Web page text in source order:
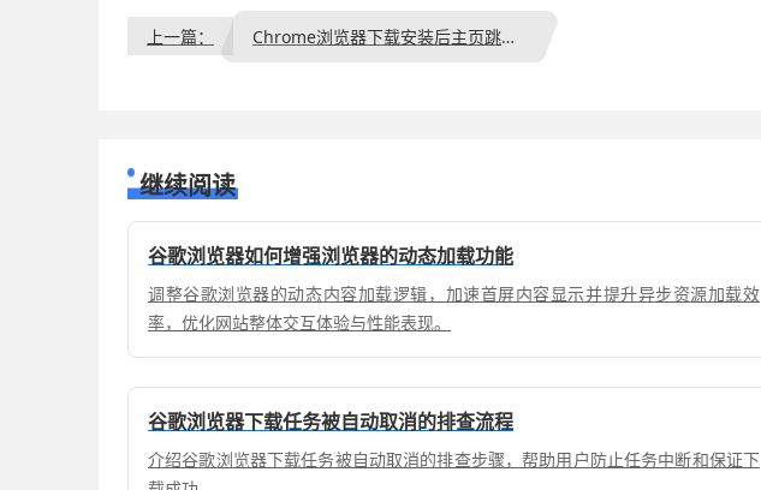
上一篇： Chrome浏览器下载安装后主页跳转应如何恢复默认设置
继续阅读
谷歌浏览器如何增强浏览器的动态加载功能
调整谷歌浏览器的动态内容加载逻辑，加速首屏内容显示并提升异步资源加载效
率，优化网站整体交互体验与性能表现。
谷歌浏览器下载任务被自动取消的排查流程
介绍谷歌浏览器下载任务被自动取消的排查步骤，帮助用户防止任务中断和保证下